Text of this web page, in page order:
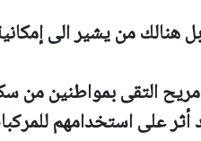
هنالك من يشير الى
مريح التقى بمواطنين من
على استخدامهم